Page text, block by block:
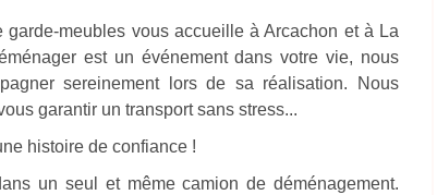
meubles vous accueille à Arcachon et à La
est un événement dans votre vie, nous
sereinement lors de sa réalisation. Nous
garantir un transport sans stress...
histoire de confiance !
un seul et même camion de déménagement.